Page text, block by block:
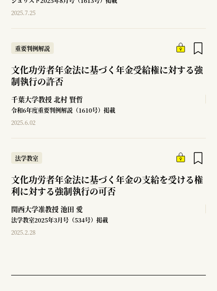
2025.7.25
重要判例解説
文化功労者年金法に基づく年金受給権に対する強
制執行の許否
千葉大学教授 北村 賢哲
令和6年度重要判例解説（1610号）掲載
2025.6.02
法学教室
文化功労者年金法に基づく年金の支給を受ける権
利に対する強制執行の可否
関西大学准教授 池田 愛
法学教室2025年3月号（534号）掲載
2025.2.28